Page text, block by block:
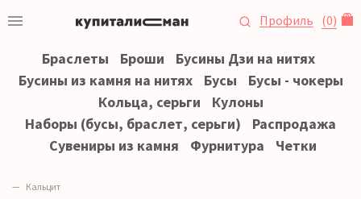
Профиль (0)
Браслеты Броши
Бусины Дзи на нитях
Бусины из камня на нитях
Бусы
Бусы - чокеры
Кольца, серьги
Кулоны
Наборы (бусы, браслет, серьги)
Распродажа
Сувениры из камня
Фурнитура Четки
Кальцит